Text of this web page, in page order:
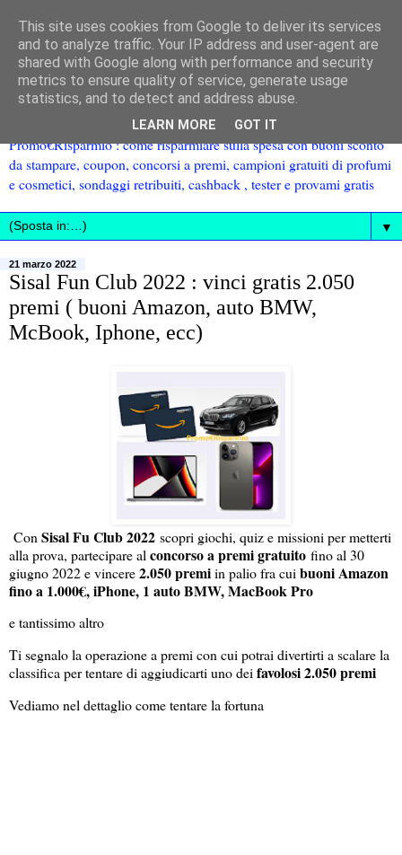
Promo€Risparmio : come risparmiare sulla spesa con buoni sconto
da stampare, coupon, concorsi a premi, campioni gratuiti di profumi
e cosmetici, sondaggi retribuiti, cashback , tester e provami gratis
▼
21 marzo 2022
Sisal Fun Club 2022 : vinci gratis 2.050
premi ( buoni Amazon, auto BMW,
McBook, Iphone, ecc)
Con Sisal Fu Club 2022 scopri giochi, quiz e missioni per metterti
alla prova, partecipare al concorso a premi gratuito fino al 30
giugno 2022 e vincere2.050 premiin palio fra cui buoni Amazon
fino a 1.000€, iPhone, 1 auto BMW, MacBook Pro
e tantissimo altro
Ti segnalo la operazione a premi con cui potrai divertirti a scalare la
classifica per tentare di aggiudicarti uno dei favolosi 2.050 premi
Vediamo nel dettaglio come tentare la fortuna
This site uses cookies from Google to deliver its services
and to analyze traffic. Your IP address and user-agent are
shared with Google along with performance and security
metrics to ensure quality of service, generate usage
statistics, and to detect and address abuse.
LEARN MORE GOT IT